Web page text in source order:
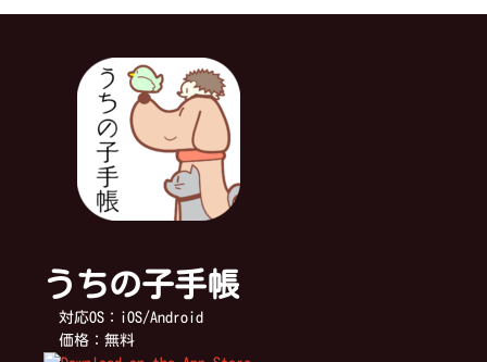
稿
ーうちの子手帳
対応OS：iOS/Android
価格：無料